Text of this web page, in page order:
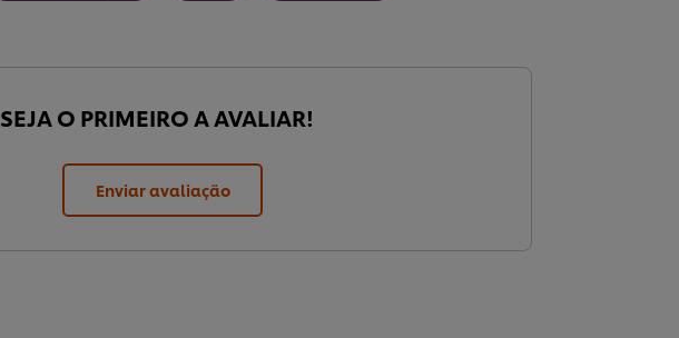
SEJA O PRIMEIRO A AVALIAR!
Enviar avaliação